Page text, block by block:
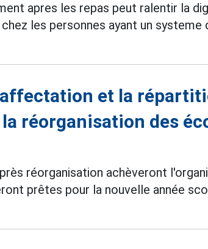
apres les repas peut ralentir la
les personnes ayant un systeme
et la
réorganisation des
réorganisation achèveront
prêtes pour la nouvelle année